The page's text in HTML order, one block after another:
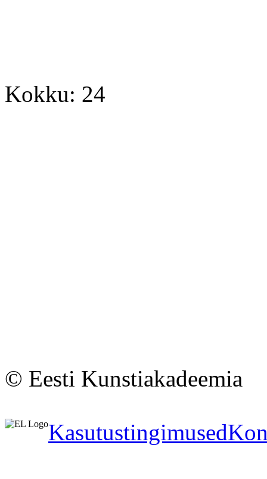
Kokku: 24
© Eesti Kunstiakadeemia
Kasutustingimused